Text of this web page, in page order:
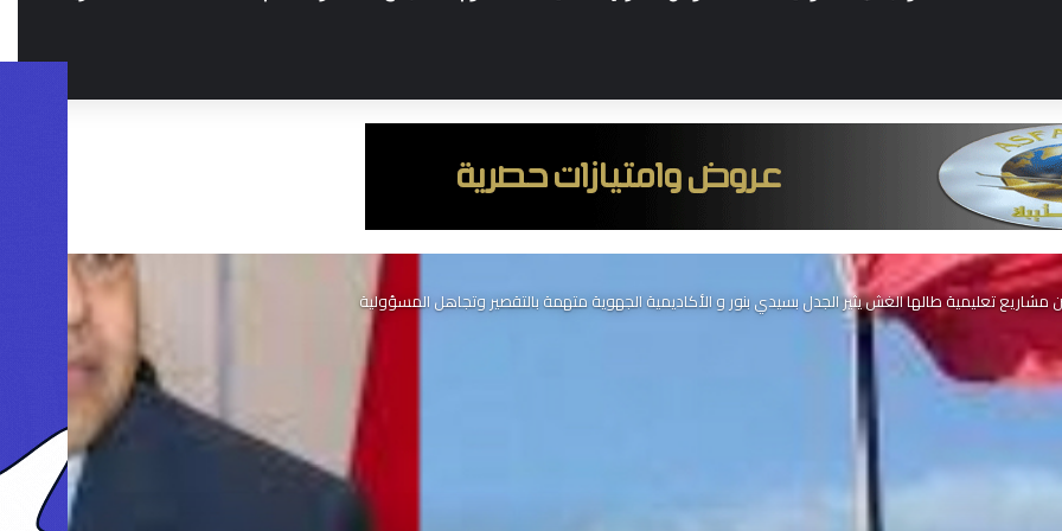
مشاريع تعليمية طالها الغش يثير الجدل بسيدي بنور و الأكاديمية الجهوية متهمة بالتقصير وتجاهل المسؤولية